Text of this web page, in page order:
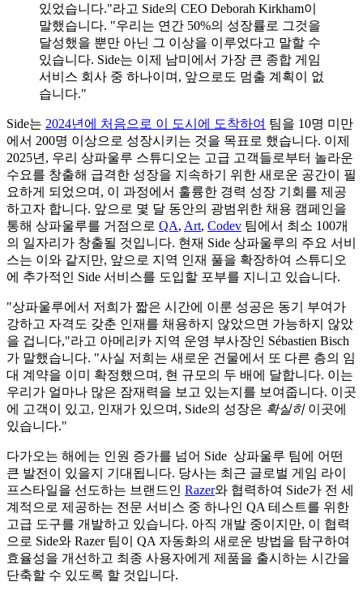
있었습니다."라고 Side의 CEO Deborah Kirkham이
말했습니다. "우리는 연간 50%의 성장률로 그것을
달성했을 뿐만 아닌 그 이상을 이루었다고 말할 수
있습니다. Side는 이제 남미에서 가장 큰 종합 게임
서비스 회사 중 하나이며 , 앞으로도 멈출 계획이
없
습니다."
Side는 2024년에 처음으로 이 도시에 도착하여 팀을 10명 미만
에서 200명 이상으로 성장시키는 것을 목표로 했습니다. 이제
2025년 , 우리 상파울루 스튜디오는 고급 고객들로부터 놀라운
수요를 창출해 급격한 성장을 지속하기 위한 새로운 공간이
필
요하게 되었으며 , 이 과정에서 훌륭한 경력 성장 기회를 제공
하고자 합니다. 앞으로 몇 달 동안의 광범위한 채용 캠페인을
통해 상파울루를 거점으로 QA, Art, Codev 팀에서 최소 100개
의 일자리가 창출될 것입니다. 현재 Side 상파울루의 주요 서비
스는 이와 같지만, 앞으로 지역 인재 풀을 확장하여 스튜디오
에 추가적인 Side 서비스를 도입할 포부를 지니고 있습니다.
"상파울루에서 저희가 짧은 시간에 이룬 성공은 동기
부여가
강하고 자격도 갖춘 인재를 채용하지 않았으면 가능하지
않았
을 겁니다,"라고 아메리카 지역 운영 부사장인 Sébastien Bisch
가 말했습니다. "사실 저희는 새로운 건물에서 또 다른 층의 임
대 계약을 이미 확정했으며 , 현 규모의 두 배에 달합니다. 이는
우리가 얼마나 많은 잠재력을 보고 있는지를 보여줍니다. 이곳
에
고객이 있고, 인재가 있으며 , Side의 성장은 확실히 이곳에
있습니다."
다가오는 해에는 인원 증가를 넘어 Side 상파울루 팀에 어떤
큰 발전이 있을지 기대됩니다. 당사는 최근 글로벌 게임 라이
프스타일을 선도하는 브랜드인 Razer와 협력하여 Side가 전 세
계적으로 제공하는 전문 서비스 중 하나인 QA 테스트를 위한
고급 도구를 개발하고 있습니다. 아직 개발 중이지만, 이
협력
으로 Side와 Razer 팀이 QA 자동화의 새로운 방법을 탐구하여
효율성을 개선하고 최종 사용자에게 제품을 출시하는 시간을
단축할 수 있도록 할 것입니다.